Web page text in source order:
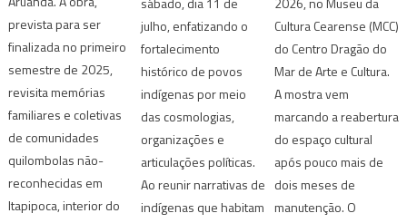
prevista para ser
finalizada no primeiro
semestre de 2025,
revisita memórias
familiares e coletivas
de comunidades
quilombolas não-
reconhecidas em
Itapipoca, interior do
julho, enfatizando o
fortalecimento
histórico de povos
indígenas por meio
das cosmologias,
organizações e
articulações políticas.
Ao reunir narrativas de
indígenas que habitam
Cultura Cearense (MCC)
do Centro Dragão do
Mar de Arte e Cultura.
A mostra vem
marcando a reabertura
do espaço cultural
após pouco mais de
dois meses de
manutenção. O